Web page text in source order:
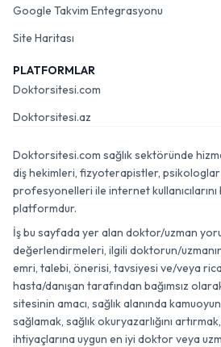
Google Takvim Entegrasyonu
Site Haritası
PLATFORMLAR
Doktorsitesi.com
Doktorsitesi.az
Doktorsitesi.com sağlık sektöründe
diş hekimleri, fizyoterapistler, psikologlar
profesyonelleri ile internet kullanıcılarını
platformdur.
İş bu sayfada yer alan doktor/uzman
değerlendirmeleri, ilgili doktorun/
emri, talebi, önerisi, tavsiyesi ve/veya
hasta/danışan tarafından bağımsız
sitesinin amacı, sağlık alanında
sağlamak, sağlık okuryazarlığını
ihtiyaçlarına uygun en iyi doktor veya